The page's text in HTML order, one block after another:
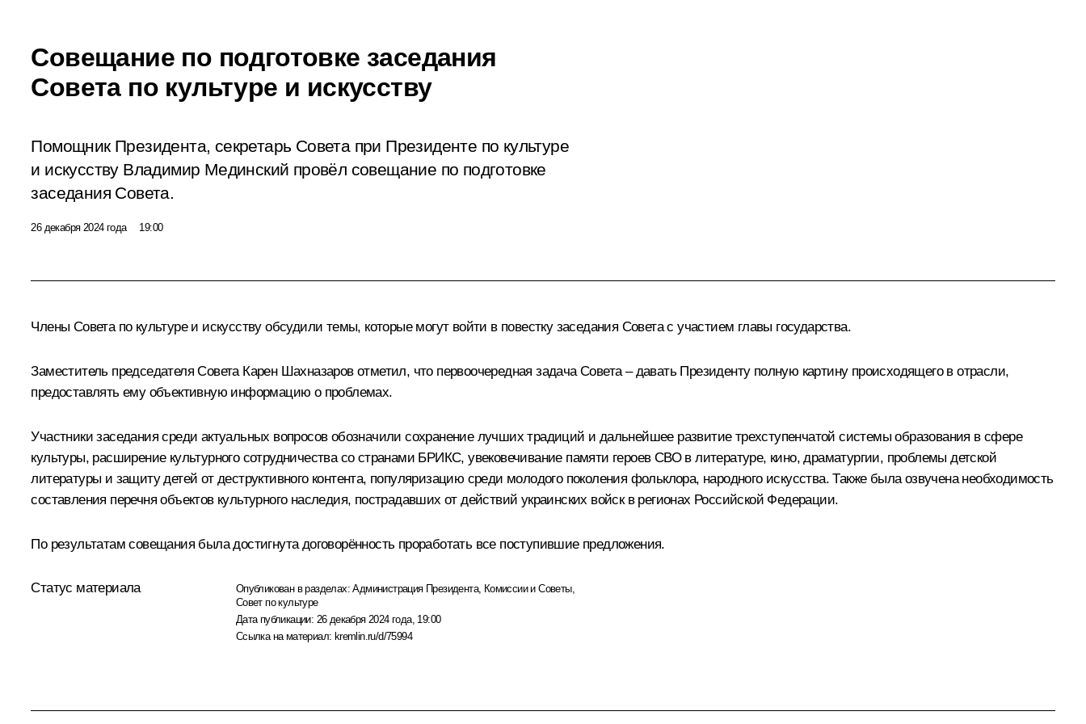
Совещание по подготовке заседания
Совета по культуре и искусству
Помощник Президента, секретарь Совета при Президенте по культуре
и искусству Владимир Мединский провёл совещание по подготовке
заседания Совета.
26 декабря 2024 года 19:00
Члены Совета по культуре и искусству обсудили темы, которые могут войти в повестку заседания Совета с участием главы государства.
Заместитель председателя Совета Карен Шахназаров отметил, что первоочередная задача Совета – давать Президенту полную картину происходящего в отрасли,
предоставлять ему объективную информацию о проблемах.
Участники заседания среди актуальных вопросов обозначили сохранение лучших традиций и дальнейшее развитие трехступенчатой системы образования в сфере
культуры, расширение культурного сотрудничества со странами БРИКС, увековечивание памяти героев СВО в литературе, кино, драматургии, проблемы детской
литературы и защиту детей от деструктивного контента, популяризацию среди молодого поколения фольклора, народного искусства. Также была озвучена необходимость
составления перечня объектов культурного наследия, пострадавших от действий украинских войск в регионах Российской Федерации.
По результатам совещания была достигнута договорённость проработать все поступившие предложения.
Статус материала Опубликован в разделах:Администрация Президента, Комиссии и Советы,
Совет по культуре
Дата публикации: 26 декабря 2024 года, 19:00
Ссылка на материал: kremlin.ru/d/75994